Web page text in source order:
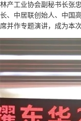
林产工业协会副秘书长张
长、中居联创始人、中国
席并作专题演讲，成为本